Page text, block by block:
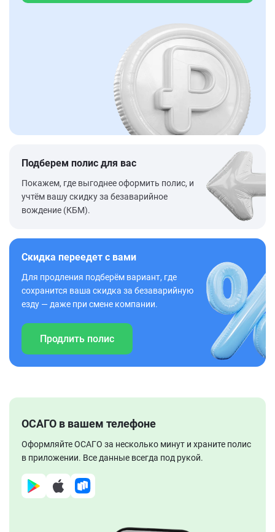
Подберем полис для вас
Покажем, где выгоднее оформить полис, и
учтём вашу скидку за безаварийное
вождение (КБМ).
Скидка переедет с вами
Для продления подберём вариант, где
сохранится ваша скидка за безаварийную
езду — даже при смене компании.
Продлить полис
ОСАГО в вашем телефоне
Оформляйте ОСАГО за несколько минут и храните полис
в приложении. Все данные всегда под рукой.